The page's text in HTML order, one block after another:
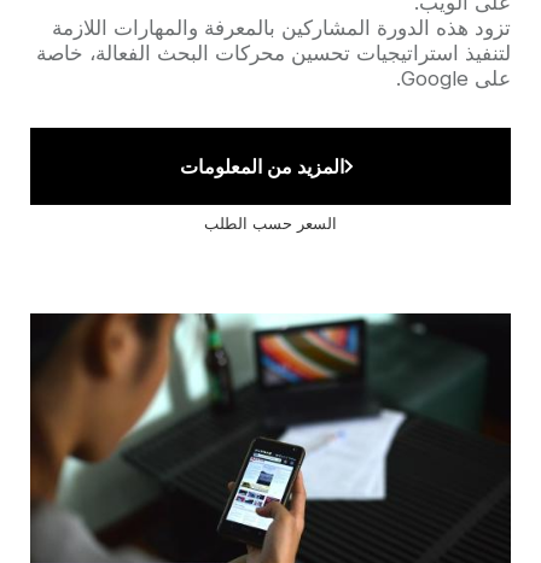
تزود هذه الدورة المشاركين بالمعرفة والمهارات اللازمة
لتنفيذ استراتيجيات تحسين محركات البحث الفعالة، خاصة
على Google.
المزيد من المعلومات
السعر حسب الطلب